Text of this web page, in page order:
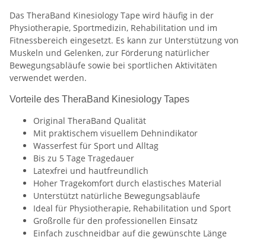
Das TheraBand Kinesiology Tape wird häufig in der
Physiotherapie, Sportmedizin, Rehabilitation und im
Fitnessbereich eingesetzt. Es kann zur Unterstützung von
Muskeln und Gelenken, zur Förderung natürlicher
Bewegungsabläufe sowie bei sportlichen Aktivitäten
verwendet werden.
Vorteile des TheraBand Kinesiology Tapes
Original TheraBand Qualität
Mit praktischem visuellem Dehnindikator
Wasserfest für Sport und Alltag
Bis zu 5 Tage Tragedauer
Latexfrei und hautfreundlich
Hoher Tragekomfort durch elastisches Material
Unterstützt natürliche Bewegungsabläufe
Ideal für Physiotherapie, Rehabilitation und Sport
Großrolle für den professionellen Einsatz
Einfach zuschneidbar auf die gewünschte Länge